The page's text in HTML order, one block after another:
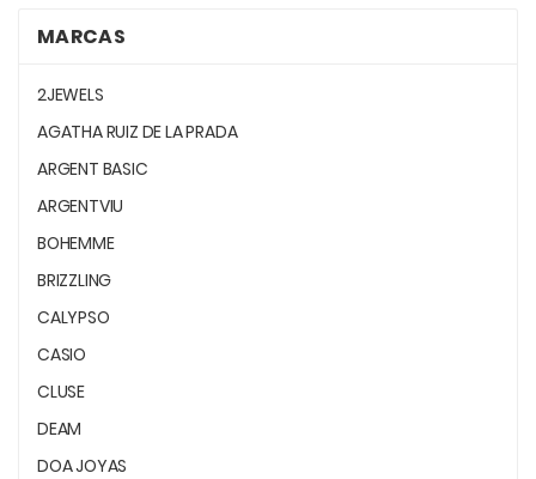
MARCAS
2JEWELS
AGATHA RUIZ DE LA PRADA
ARGENT BASIC
ARGENTVIU
BOHEMME
BRIZZLING
CALYPSO
CASIO
CLUSE
DEAM
DOA JOYAS